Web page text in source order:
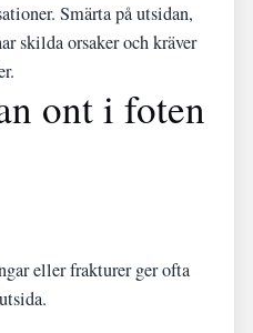
Smärta på utsidan,
skilda orsaker och kräver
ont i foten
eller frakturer ger ofta